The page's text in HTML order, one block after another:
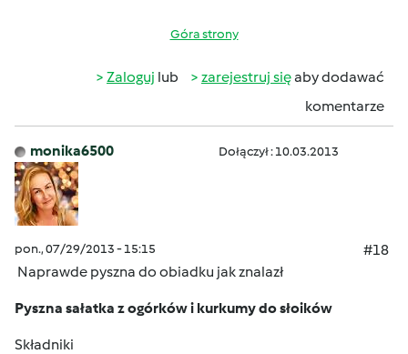
Góra strony
Zaloguj lub zarejestruj sięaby dodawać
komentarze
monika6500 Dołączył : 10.03.2013
pon., 07/29/2013 - 15:15
#18
Naprawde pyszna do obiadku jak znalazł
Pyszna sałatka z ogórków i kurkumy do słoików
Składniki